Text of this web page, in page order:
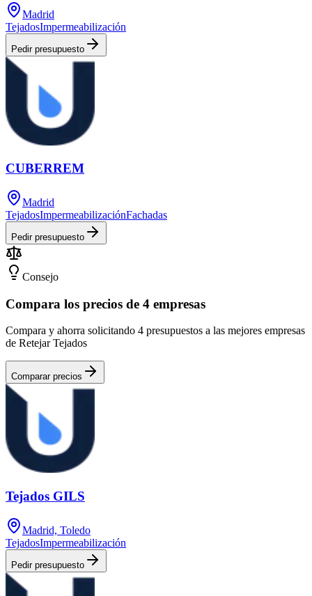
Madrid
TejadosImpermeabilización
Pedir presupuesto
CUBERREM
Madrid
TejadosImpermeabilizaciónFachadas
Pedir presupuesto
Consejo
Compara los precios de 4 empresas
Compara y ahorra solicitando 4 presupuestos a las mejores empresas
de Retejar Tejados
Comparar precios
Tejados GILS
Madrid, Toledo
TejadosImpermeabilización
Pedir presupuesto